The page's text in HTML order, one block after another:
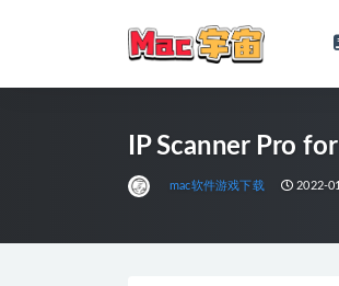
IP Scanner Pro
mac软件游戏下载 2022-